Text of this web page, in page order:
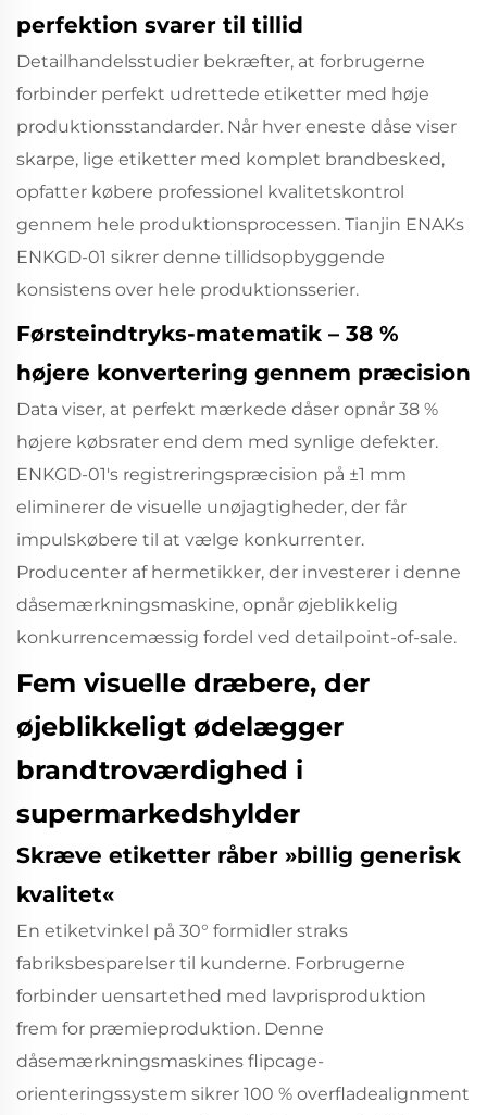
perfektion svarer til tillid
Detailhandelsstudier bekræfter, at forbrugerne
forbinder perfekt udrettede etiketter med høje
produktionsstandarder. Når hver eneste dåse viser
skarpe, lige etiketter med komplet brandbesked,
opfatter købere professionel kvalitetskontrol
gennem hele produktionsprocessen. Tianjin ENAKs
ENKGD-01 sikrer denne tillidsopbyggende
konsistens over hele produktionsserier.
Førsteindtryks-matematik – 38 %
højere konvertering gennem præcision
Data viser, at perfekt mærkede dåser opnår 38 %
højere købsrater end dem med synlige defekter.
ENKGD-01's registreringspræcision på ±1 mm
eliminerer de visuelle unøjagtigheder, der får
impulskøbere til at vælge konkurrenter.
Producenter af hermetikker, der investerer i denne
dåsemærkningsmaskine, opnår øjeblikkelig
konkurrencemæssig fordel ved detailpoint-of-sale.
Fem visuelle dræbere, der
øjeblikkeligt ødelægger
brandtroværdighed i
supermarkedshylder
Skræve etiketter råber »billig generisk
kvalitet«
En etiketvinkel på 30° formidler straks
fabriksbesparelser til kunderne. Forbrugerne
forbinder uensartethed med lavprisproduktion
frem for præmieproduktion. Denne
dåsemærkningsmaskines flipcage-
orienteringssystem sikrer 100 % overfladealignment